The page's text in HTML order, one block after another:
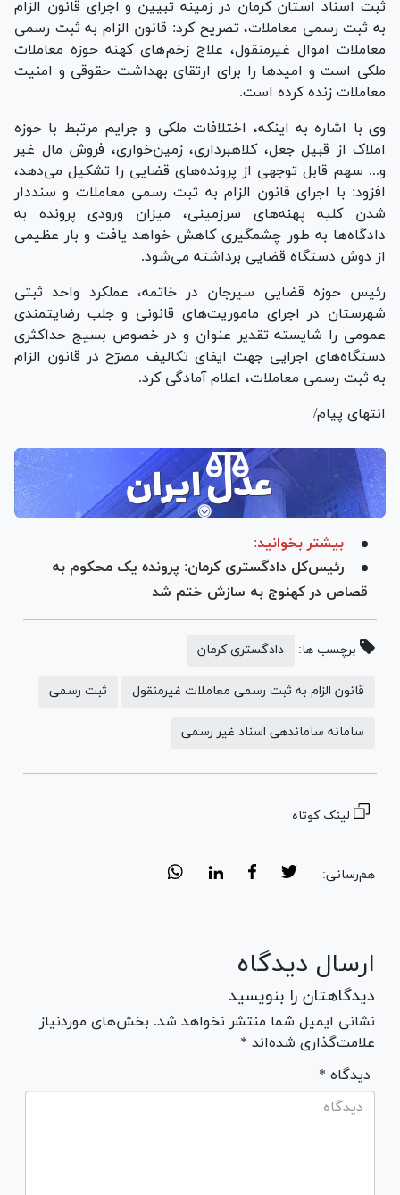
ثبت اسناد استان کرمان در زمینه تبیین و اجرای قانون الزام
به ثبت رسمی معاملات، تصریح کرد: قانون الزام به ثبت رسمی
معاملات اموال غیرمنقول، علاج زخم‌های کهنه حوزه معاملات
ملکی است و امید‌ها را برای ارتقای بهداشت حقوقی و امنیت
معاملات زنده کرده است.
وی با اشاره به اینکه، اختلافات ملکی و جرایم مرتبط با حوزه
املاک از قبیل جعل، کلاهبرداری، زمین‌خواری، فروش مال غیر
و... سهم قابل توجهی از پرونده‌های قضایی را تشکیل می‌دهد،
افزود: با اجرای قانون الزام به ثبت رسمی معاملات و سنددار
شدن کلیه پهنه‌های سرزمینی، میزان ورودی پرونده به
دادگاه‌ها به طور چشمگیری کاهش خواهد یافت و بار عظیمی
از دوش دستگاه قضایی برداشته می‌شود.
رئیس حوزه قضایی سیرجان در خاتمه، عملکرد واحد ثبتی
شهرستان در اجرای ماموریت‌های قانونی و جلب رضایتمندی
عمومی را شایسته تقدیر عنوان و در خصوص بسیج حداکثری
دستگاه‌های اجرایی جهت ایفای تکالیف مصرّح در قانون الزام
به ثبت رسمی معاملات، اعلام آمادگی کرد.
انتهای پیام/
بیشتر بخوانید:
رئیس‌کل دادگستری کرمان: پرونده یک محکوم به
قصاص در کهنوج به سازش ختم شد
برچسب ها: دادگستری کرمان
قانون الزام به ثبت رسمی معاملات غیرمنقول ثبت رسمی
سامانه ساماندهی اسناد غیر رسمی
لینک کوتاه
هم‌رسانی:
ارسال دیدگاه
دیدگاهتان را بنویسید
نشانی ایمیل شما منتشر نخواهد شد. بخش‌های موردنیاز
علامت‌گذاری شده‌اند *
* دیدگاه